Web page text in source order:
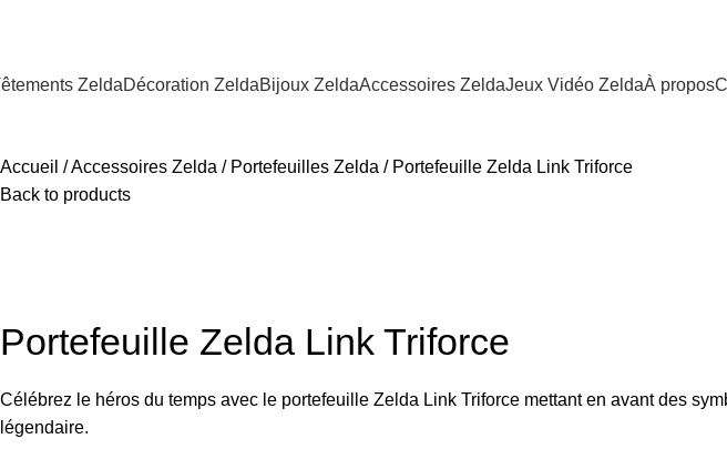
ZeldaDécoration ZeldaBijoux ZeldaAccessoires ZeldaJeux Vidéo ZeldaÀ propos
Accueil Accessoires Zelda Portefeuilles Zelda
Portefeuille Zelda Link Triforce
Back to products
Portefeuille Zelda Link Triforce
Célébrez le héros du temps avec le portefeuille Zelda Link Triforce mettant en avant des
légendaire.